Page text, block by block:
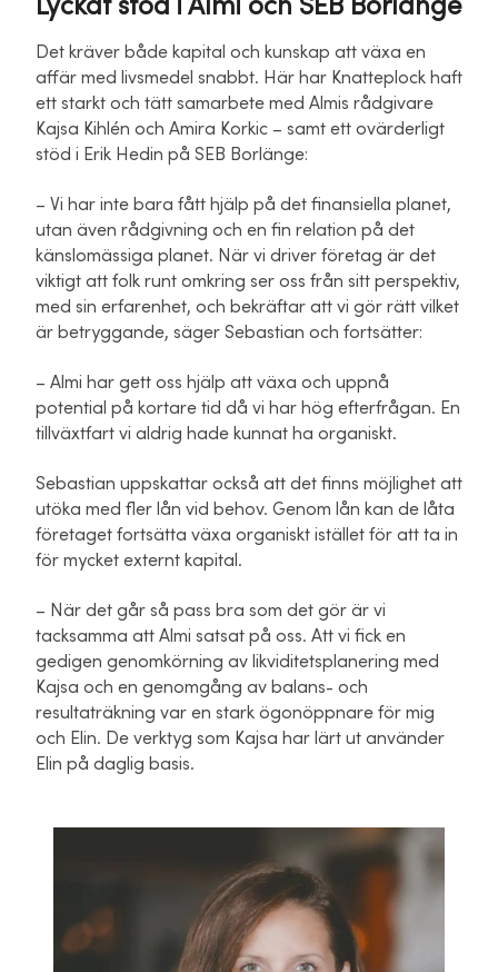
Det kräver både kapital och kunskap att växa en
affär med livsmedel snabbt. Här har Knatteplock haft
ett starkt och tätt samarbete med Almis rådgivare
Kajsa Kihlén och Amira Korkic – samt ett ovärderligt
stöd i Erik Hedin på SEB Borlänge:
– Vi har inte bara fått hjälp på det finansiella planet,
utan även rådgivning och en fin relation på det
känslomässiga planet. När vi driver företag är det
viktigt att folk runt omkring ser oss från sitt perspektiv,
med sin erfarenhet, och bekräftar att vi gör rätt vilket
är betryggande, säger Sebastian och fortsätter:
– Almi har gett oss hjälp att växa och uppnå
potential på kortare tid då vi har hög efterfrågan. En
tillväxtfart vi aldrig hade kunnat ha organiskt.
Sebastian uppskattar också att det finns möjlighet att
utöka med fler lån vid behov. Genom lån kan de låta
företaget fortsätta växa organiskt istället för att ta in
för mycket externt kapital.
– När det går så pass bra som det gör är vi
tacksamma att Almi satsat på oss. Att vi fick en
gedigen genomkörning av likviditetsplanering med
Kajsa och en genomgång av balans- och
resultaträkning var en stark ögonöppnare för mig
och Elin. De verktyg som Kajsa har lärt ut använder
Elin på daglig basis.